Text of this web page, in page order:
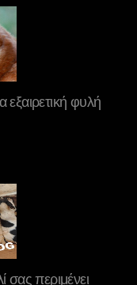
εξαιρετική φυλή
σας περιμένει